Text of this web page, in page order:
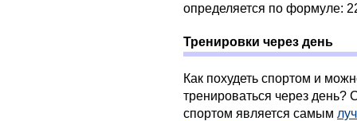
определяется по формуле:
Тренировки через день
Как похудеть спортом и
тренироваться через день?
спортом является самым